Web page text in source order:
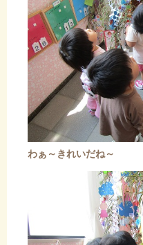
わぁ～きれいだね～